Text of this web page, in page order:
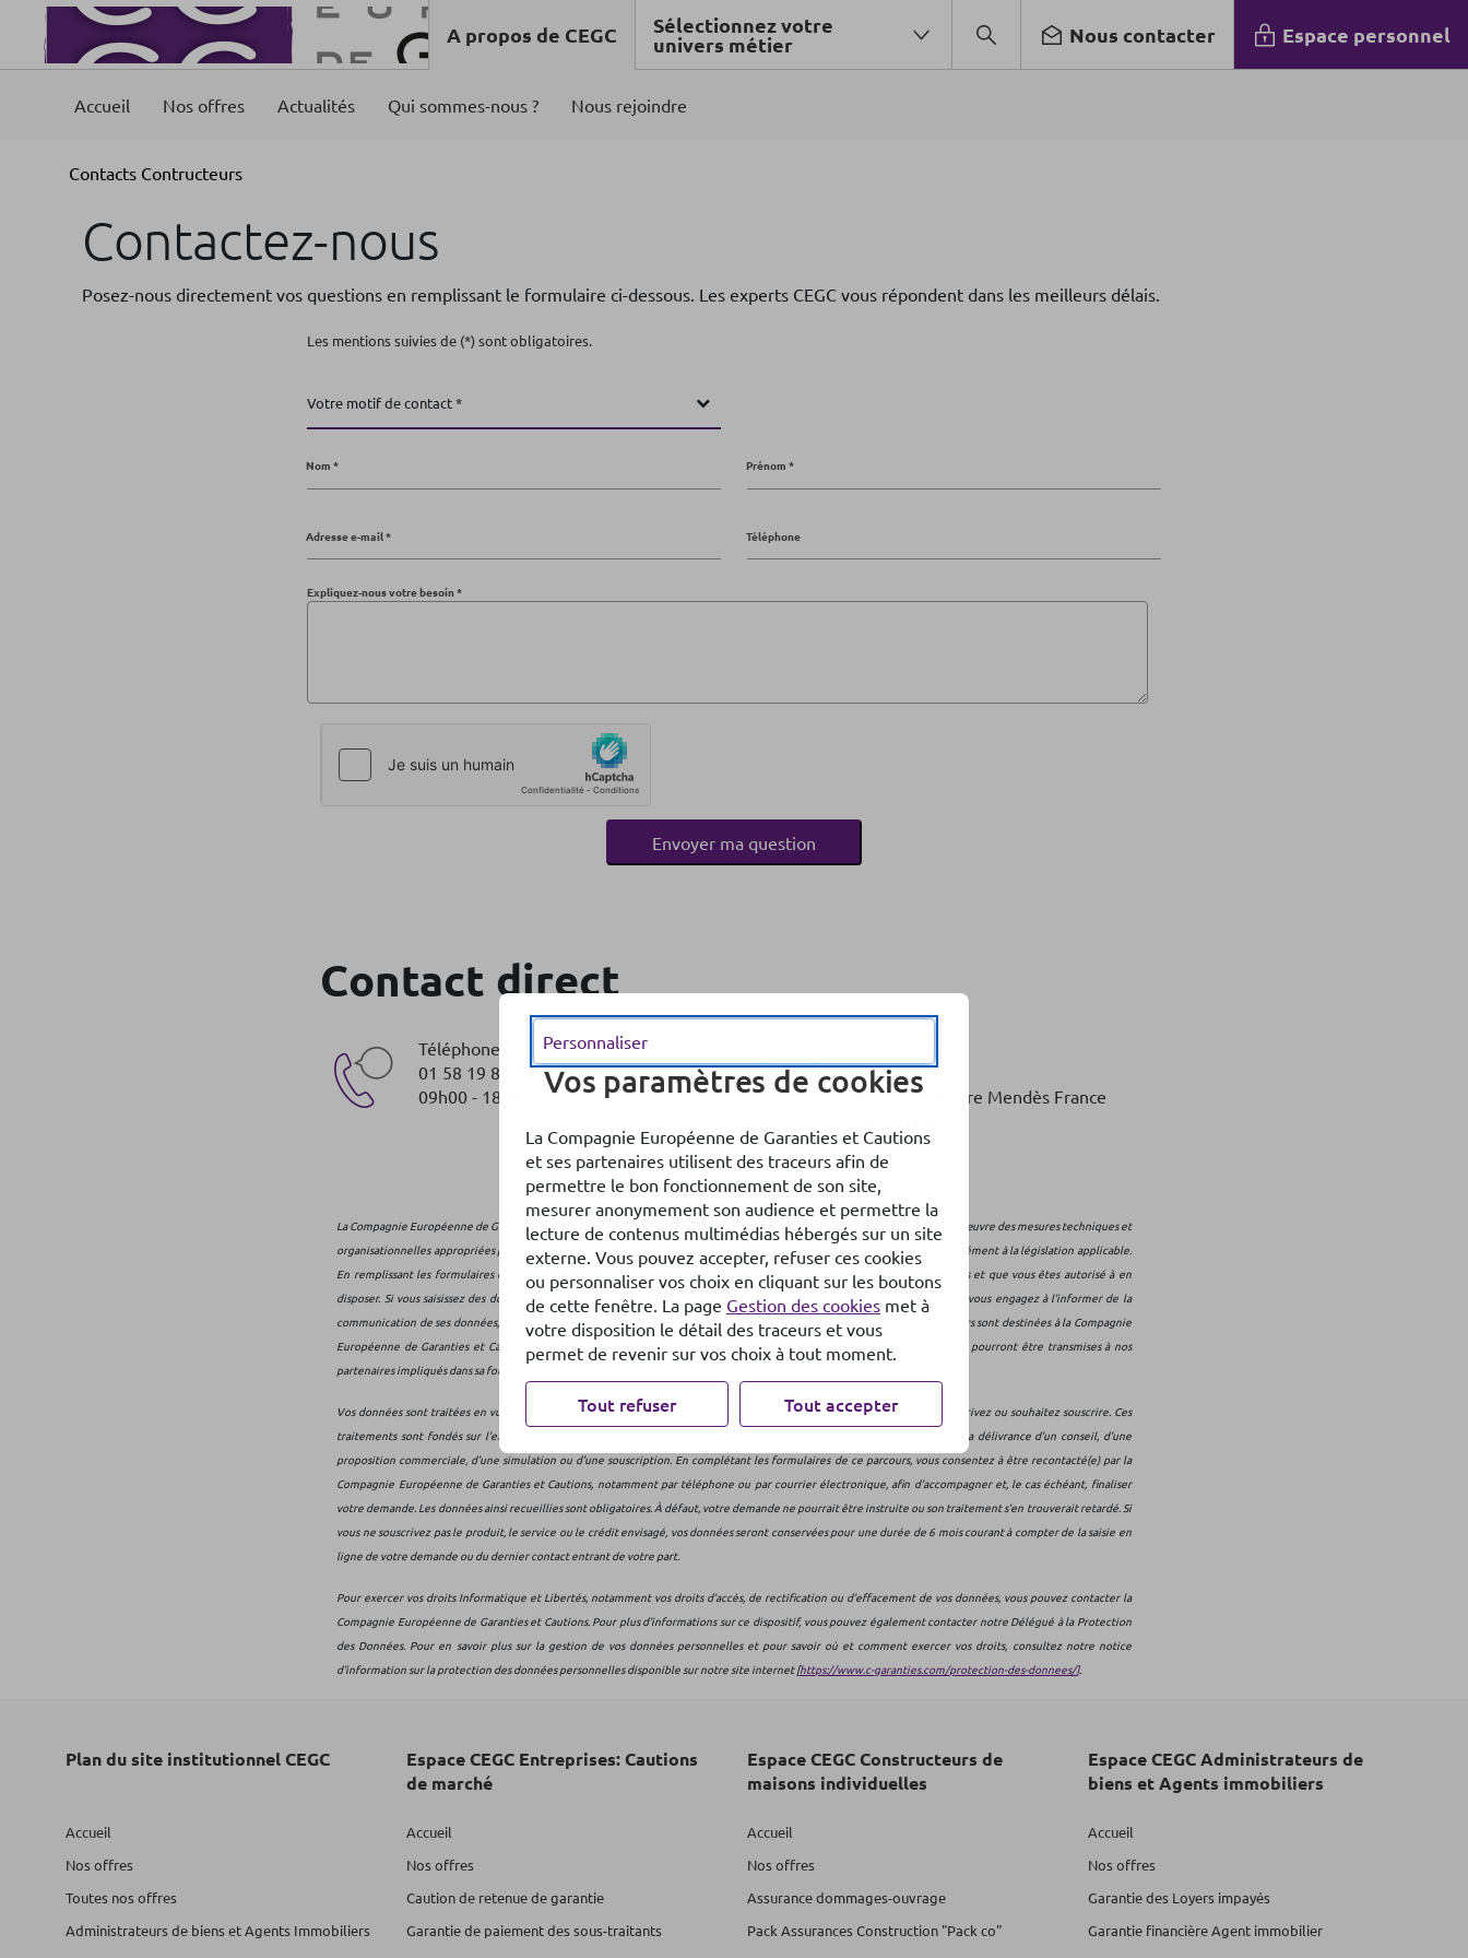
A propos de CEGC Sélectionnez votre
univers métier Nous contacter Espace personnel
Accueil Nos offres Actualités Qui sommes-nous ? Nous rejoindre
Contacts Contructeurs
Contactez-nous
Posez-nous directement vos questions en remplissant le formulaire ci-dessous. Les experts CEGC vous répondent dans les meilleurs délais.
Les mentions suivies de (*) sont obligatoires.
Votre motif de contact *
Nom * Prénom *
Adresse e-mail * Téléphone
Expliquez-nous votre besoin *
Contact direct
Téléphone
01 58 19 85 85
09h00 - 18h00
CEGC
59, avenue Pierre Mendès France
La Compagnie Européenne de Garanties et Cautions recueille des données à caractère personnel vous concernant et met en œuvre des mesures techniques et
organisationnelles appropriées pour s’assurer que les traitements de données à caractère personnel sont effectués conformément à la législation applicable.
En remplissant les formulaires de ce parcours en ligne, vous garantissez que les informations communiquées sont exactes et que vous êtes autorisé à en
disposer. Si vous saisissez des données relatives à une autre personne, telles qu’un co-emprunteur ou un co-titulaire, vous vous engagez à l’informer de la
communication de ses données, des finalités poursuivies et de ses droits. Les données recueillies dans le cadre de ce parcours sont destinées à la Compagnie
Européenne de Garanties et Cautions, responsable de traitement. Selon la nature du produit ou du service sollicité, elles pourront être transmises à nos
partenaires impliqués dans sa fourniture.
Vos données sont traitées en vue de répondre à votre demande et de vous fournir le produit ou le service que vous souscrivez ou souhaitez souscrire. Ces
traitements sont fondés sur l’exécution de mesures précontractuelles ou contractuelles prises à votre profit, telles que la délivrance d’un conseil, d’une
proposition commerciale, d’une simulation ou d’une souscription. En complétant les formulaires de ce parcours, vous consentez à être recontacté(e) par la
Compagnie Européenne de Garanties et Cautions, notamment par téléphone ou par courrier électronique, afin d’accompagner et, le cas échéant, finaliser
votre demande. Les données ainsi recueillies sont obligatoires. À défaut, votre demande ne pourrait être instruite ou son traitement s’en trouverait retardé. Si
vous ne souscrivez pas le produit, le service ou le crédit envisagé, vos données seront conservées pour une durée de 6 mois courant à compter de la saisie en
ligne de votre demande ou du dernier contact entrant de votre part.
Pour exercer vos droits Informatique et Libertés, notamment vos droits d’accès, de rectification ou d’effacement de vos données, vous pouvez contacter la
Compagnie Européenne de Garanties et Cautions. Pour plus d’informations sur ce dispositif, vous pouvez également contacter notre Délégué à la Protection
des Données. Pour en savoir plus sur la gestion de vos données personnelles et pour savoir où et comment exercer vos droits, consultez notre notice
d’information sur la protection des données personnelles disponible sur notre site internet [https://www.c-garanties.com/protection-des-donnees/].
Plan du site institutionnel CEGC
Accueil
Nos offres
Toutes nos offres
Administrateurs de biens et Agents Immobiliers
Espace CEGC Entreprises: Cautions
de marché
Accueil
Nos offres
Caution de retenue de garantie
Garantie de paiement des sous-traitants
Espace CEGC Constructeurs de
maisons individuelles
Accueil
Nos offres
Assurance dommages-ouvrage
Pack Assurances Construction "Pack co"
Espace CEGC Administrateurs de
biens et Agents immobiliers
Accueil
Nos offres
Garantie des Loyers impayés
Garantie financière Agent immobilier
Personnaliser
Vos paramètres de cookies
La Compagnie Européenne de Garanties et Cautions
et ses partenaires utilisent des traceurs afin de
permettre le bon fonctionnement de son site,
mesurer anonymement son audience et permettre la
lecture de contenus multimédias hébergés sur un site
externe. Vous pouvez accepter, refuser ces cookies
ou personnaliser vos choix en cliquant sur les boutons
de cette fenêtre. La page Gestion des cookies met à
votre disposition le détail des traceurs et vous
permet de revenir sur vos choix à tout moment.
Tout refuser Tout accepter